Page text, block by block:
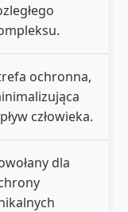
ochronna,
człowieka.
dla